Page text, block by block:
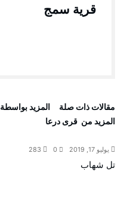
قرية سمج
‫مقالات ذات صلة‬
‫‫المزيد بواسطة‬ ‬ DARAA PRESSM
‫المزيد من ‬ قرى درعا
يوليو 17, 2019 283
تل شهاب